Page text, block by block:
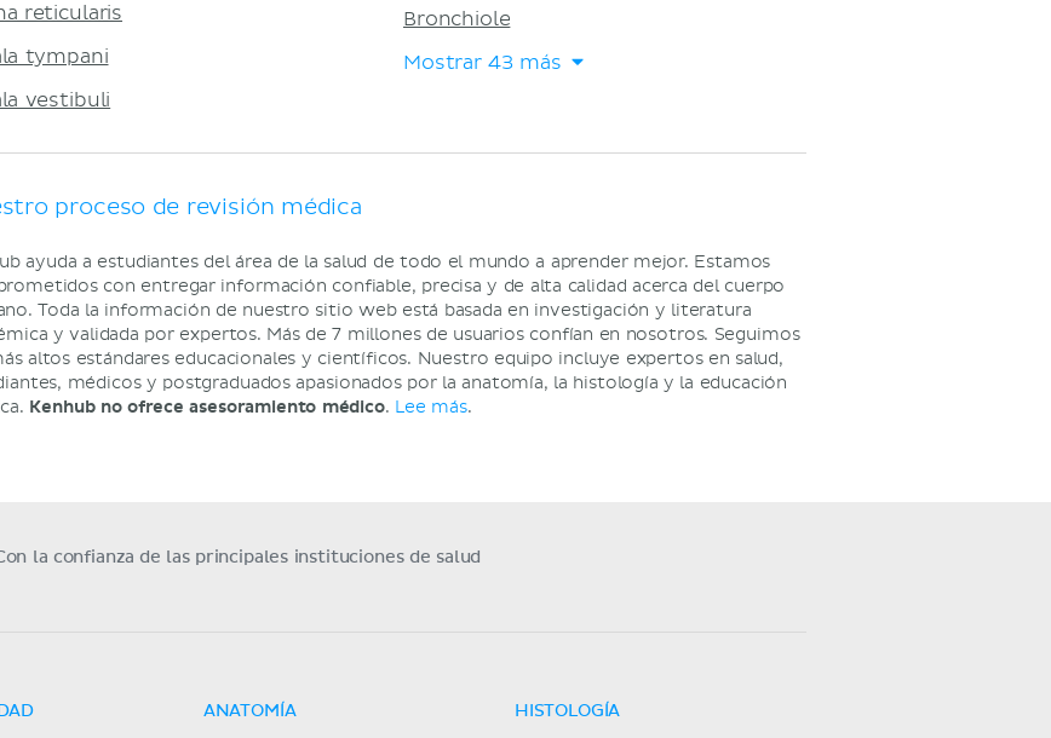
reticularis
tympani
vestibuli
Bronchiole
Mostrar 43 más
proceso de revisión médica
ayuda a estudiantes del área de la salud de todo el mundo a aprender mejor. Estamos
con entregar información confiable, precisa y de alta calidad acerca del cuerpo
Toda la información de nuestro sitio web está basada en investigación y literatura
y validada por expertos. Más de 7 millones de usuarios confían en nosotros. Seguimos
altos estándares educacionales y científicos. Nuestro equipo incluye expertos en salud,
médicos y postgraduados apasionados por la anatomía, la histología y la educación
Kenhub no ofrece asesoramiento médico. Lee más.
la confianza de las principales instituciones de salud
ANATOMÍA HISTOLOGÍA